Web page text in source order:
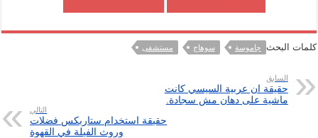
كلمات البحث جاموسة سوهاج مستشفى
السابق
حقيقة ان عربية السيسي كانت
ماشية على دهان مش سجادة.
التالي
حقيقة استخدام ستاربكس فضلات
وروث الفيلة في القهوة